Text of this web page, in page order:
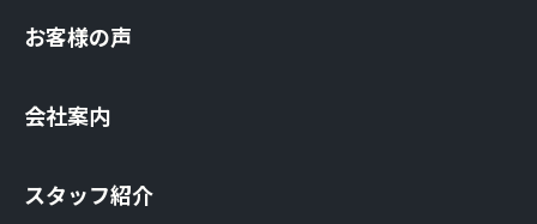
お客様の声
会社案内
スタッフ紹介